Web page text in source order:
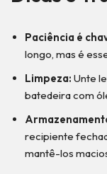
Paciência é
longo, mas é
Limpeza: Unte
batedeira com
recipiente
mantê-los